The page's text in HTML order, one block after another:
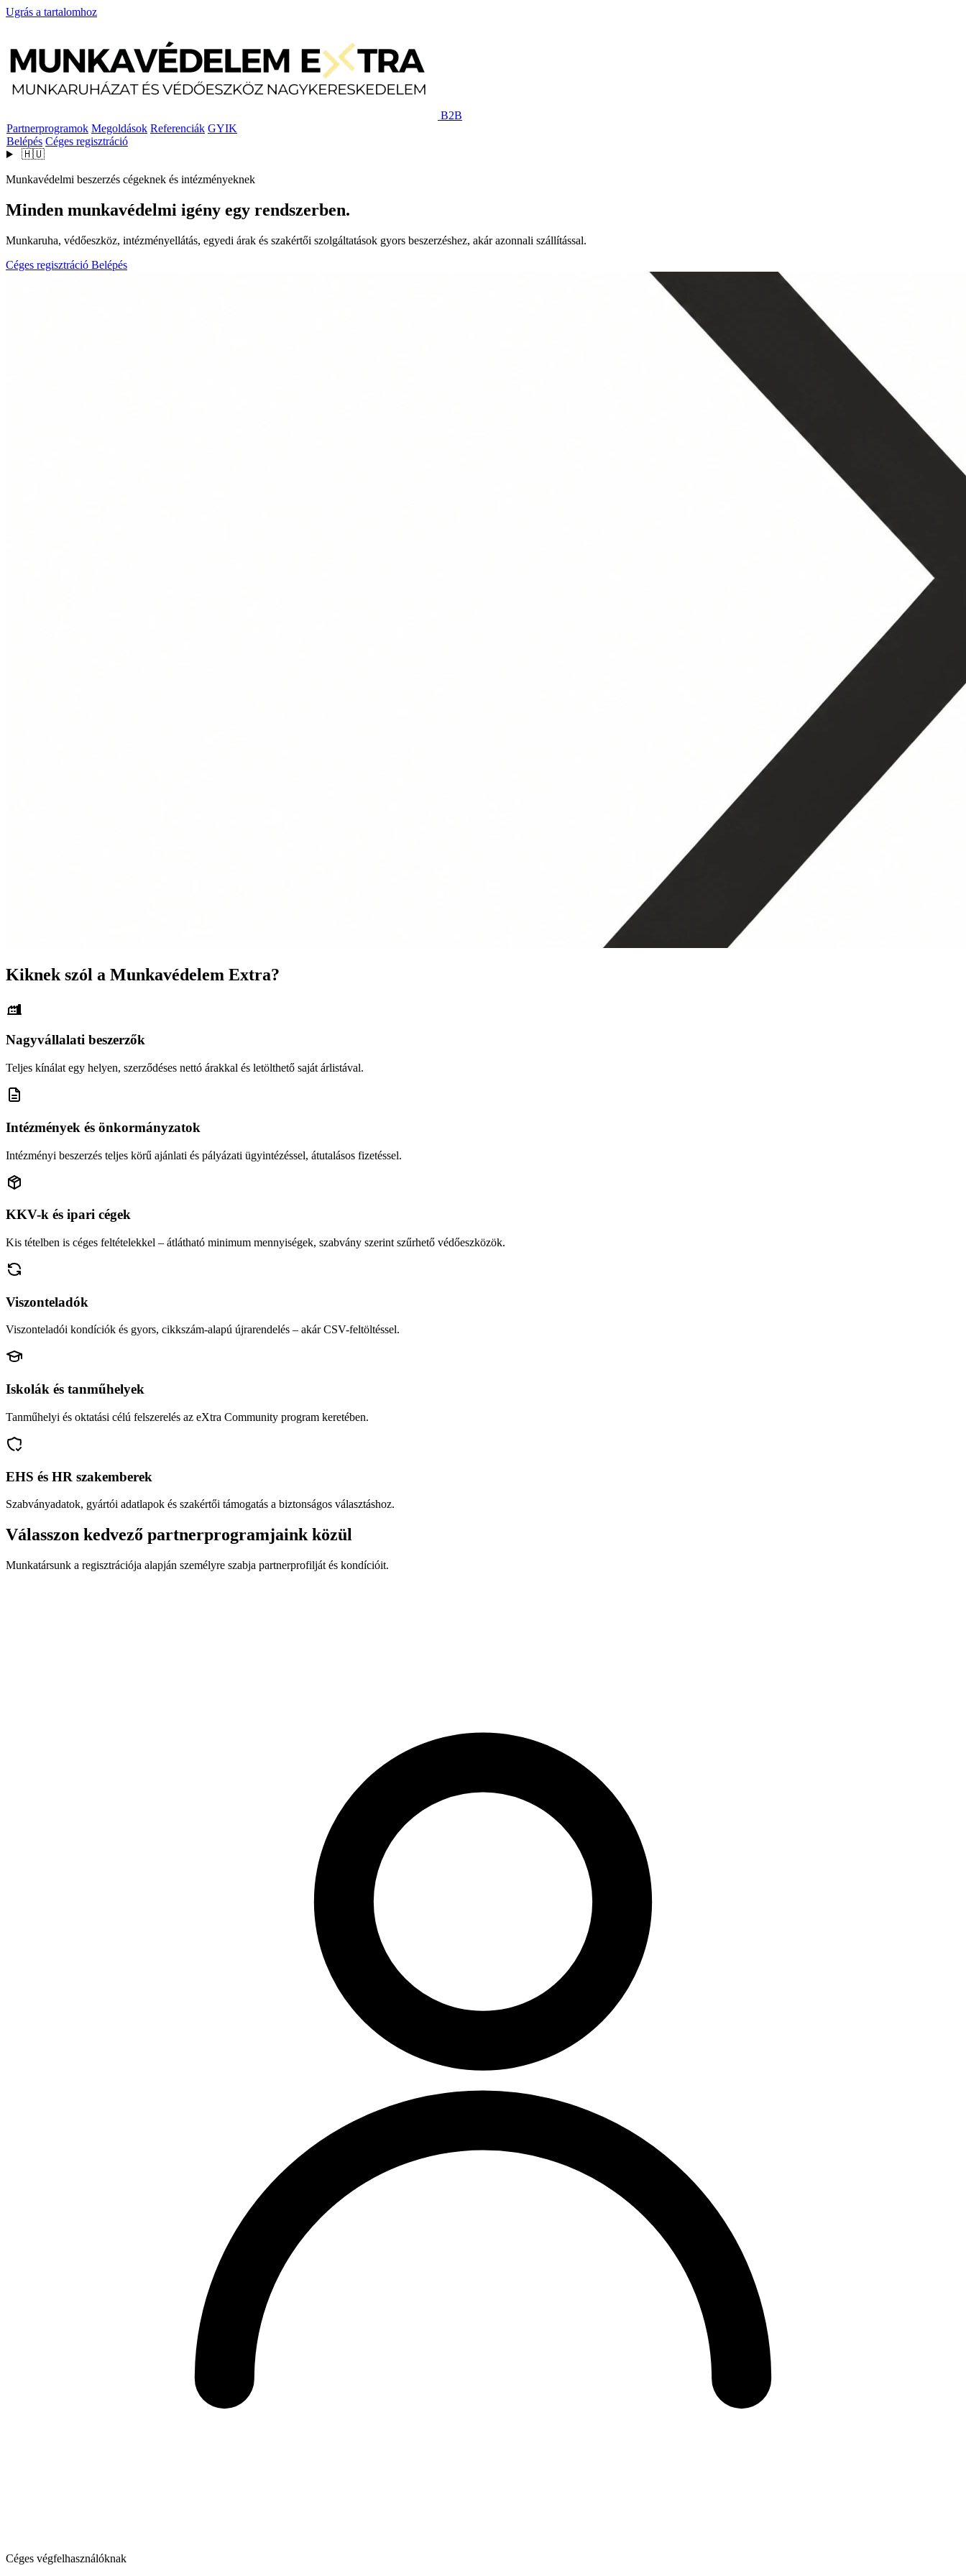
Ugrás a tartalomhoz
B2B
Partnerprogramok Megoldások Referenciák GYIK
Belépés Céges regisztráció
🇭🇺
Munkavédelmi beszerzés cégeknek és intézményeknek
Minden munkavédelmi igény egy rendszerben.
Munkaruha, védőeszköz, intézményellátás, egyedi árak és szakértői szolgáltatások gyors beszerzéshez, akár azonnali szállítással.
Céges regisztráció Belépés
Kiknek szól a Munkavédelem Extra?
Nagyvállalati beszerzők
Teljes kínálat egy helyen, szerződéses nettó árakkal és letölthető saját árlistával.
Intézmények és önkormányzatok
Intézményi beszerzés teljes körű ajánlati és pályázati ügyintézéssel, átutalásos fizetéssel.
KKV-k és ipari cégek
Kis tételben is céges feltételekkel – átlátható minimum mennyiségek, szabvány szerint szűrhető védőeszközök.
Viszonteladók
Viszonteladói kondíciók és gyors, cikkszám-alapú újrarendelés – akár CSV-feltöltéssel.
Iskolák és tanműhelyek
Tanműhelyi és oktatási célú felszerelés az eXtra Community program keretében.
EHS és HR szakemberek
Szabványadatok, gyártói adatlapok és szakértői támogatás a biztonságos választáshoz.
Válasszon kedvező partnerprogramjaink közül
Munkatársunk a regisztrációja alapján személyre szabja partnerprofilját és kondícióit.
Céges végfelhasználóknak